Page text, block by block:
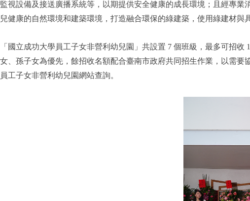
監視設備及接送廣播系統等，以期提供安全健康的成長環境；且經專
兒健康的自然環境和建築環境，打造融合環保的綠建築，使用綠建材
「國立成功大學員工子女非營利幼兒園」共設置 7 個班級，最多可招
女、孫子女為優先，餘招收名額配合臺南市政府共同招生作業，以需
員工子女非營利幼兒園網站查詢。